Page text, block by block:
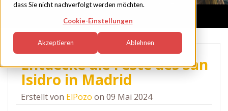
dass Sie nicht nachverfolgt werden möchten.
Cookie-Einstellungen
Akzeptieren Ablehnen
Entdecke die Feste des San
Isidro in Madrid
Erstellt von ElPozo on 09 Mai 2024